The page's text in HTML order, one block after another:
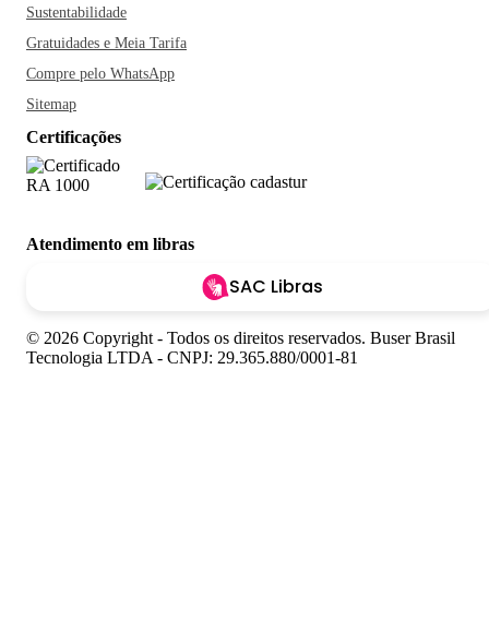
Sustentabilidade
Gratuidades e Meia Tarifa
Compre pelo WhatsApp
Sitemap
Certificações
Atendimento em libras
SAC Libras
© 2026 Copyright - Todos os direitos reservados. Buser Brasil
Tecnologia LTDA - CNPJ: 29.365.880/0001-81